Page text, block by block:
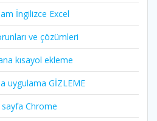
İngilizce Excel
ve çözümleri
kısayol ekleme
uygulama GİZLEME
sayfa Chrome